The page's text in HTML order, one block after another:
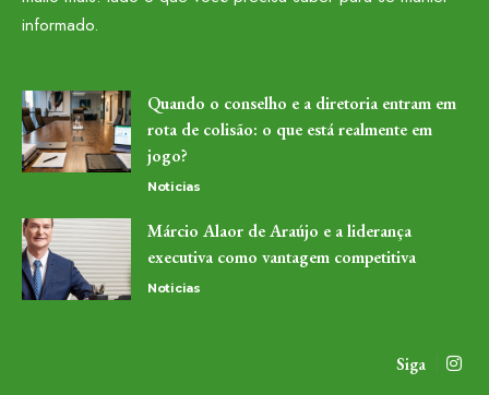
informado.
Quando o conselho e a diretoria entram em
rota de colisão: o que está realmente em
jogo?
Noticias
Márcio Alaor de Araújo e a liderança
executiva como vantagem competitiva
Noticias
Siga